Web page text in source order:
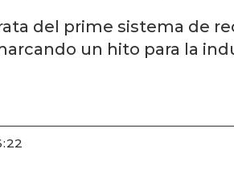
del prime sistema de
un hito para la